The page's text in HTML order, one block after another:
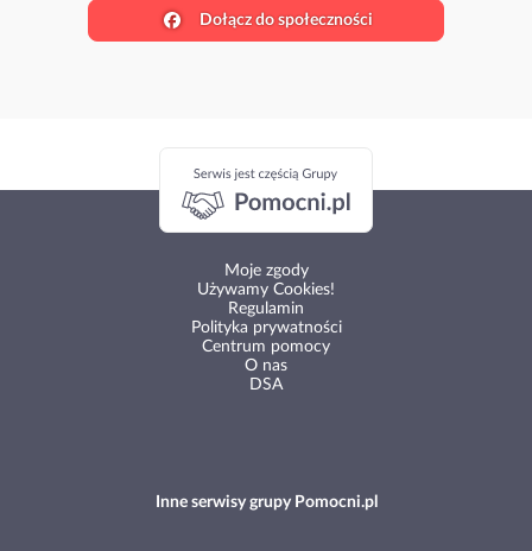
Dołącz do społeczności
Moje zgody
Używamy Cookies!
Regulamin
Polityka prywatności
Centrum pomocy
O nas
DSA
Inne serwisy grupy Pomocni.pl